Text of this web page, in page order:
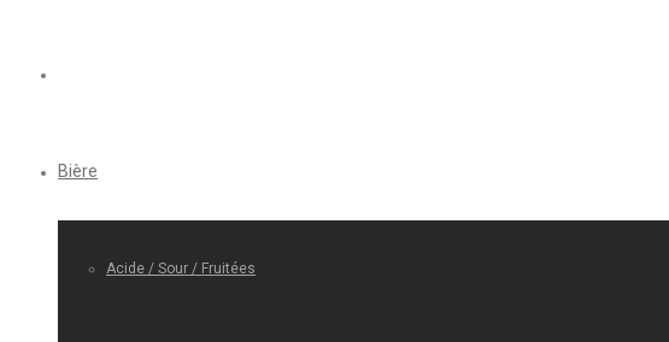
Bière
Acide / Sour / Fruitées